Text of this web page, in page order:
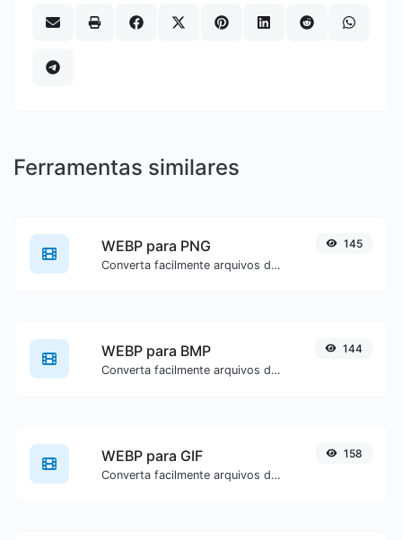
Ferramentas similares
WEBP para PNG
Converta facilmente arquivos de imagem WEBP para PNG.
145
WEBP para BMP
Converta facilmente arquivos de imagem WEBP para BMP.
144
WEBP para GIF
Converta facilmente arquivos de imagem WEBP para GIF.
158